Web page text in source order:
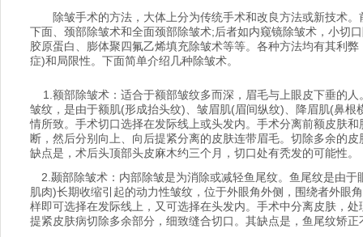
除皱手术的方法，大体上分为传统手术和改良方法或新技术。
下面、颈部除皱术和全面颈部除皱术;后者如内窥镜除皱术，小切
胶原蛋白、膨体聚四氟乙烯填充除皱术等等。各种方法均有其利
症)和局限性。下面简单介绍几种除皱术。
1.额部除皱术：适合于额部皱纹多而深，眉毛与上眼皮下垂的人
皱纹，是由于额肌(形成抬头纹)、皱眉肌(眉间纵纹)、降眉肌(鼻根
情所致。手术切口选择在发际线上或头发内。手术分离前额皮肤
断，然后分别向上、向后提紧分离的皮肤连带眉毛。切除多余的
缺点是，术后头顶部头皮麻木约三个月，切口处有秃发的可能性。
2.颞部除皱术：内部除皱是为消除或减轻鱼尾纹。鱼尾纹是由于
肌肉)长期收缩引起的动力性皱纹，位于外眼角外侧，围绕者外眼
样即可选择在发际线上，又可选择在头发内。手术中分离皮肤，
提紧皮肤病切除多余部分，细致缝合切口。其缺点是，鱼尾纹矫